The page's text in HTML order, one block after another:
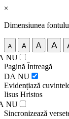
×
Dimensiunea
A A A A
NU
Pagină Întreagă
DA NU
Evidențiază
Iisus Hristos
NU
Sincronizează